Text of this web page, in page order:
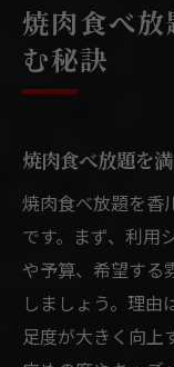
焼肉食べ
む秘訣
焼肉食べ放題を
焼肉食べ放題を香
です。まず、利用
や予算、希望する
しましょう。理
足度が大きく向上